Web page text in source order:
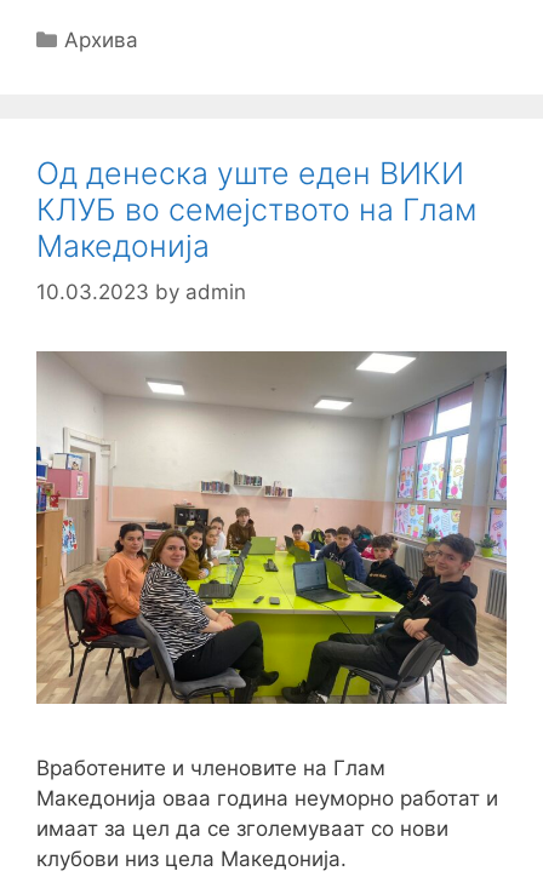
Categories
Архива
Од денеска уште еден ВИКИ
КЛУБ во семејството на Глам
Македонија
10.03.2023 by admin
Вработените и членовите на Глам
Македонија оваа година неуморно работат и
имаат за цел да се зголемуваат со нови
клубови низ цела Македонија.